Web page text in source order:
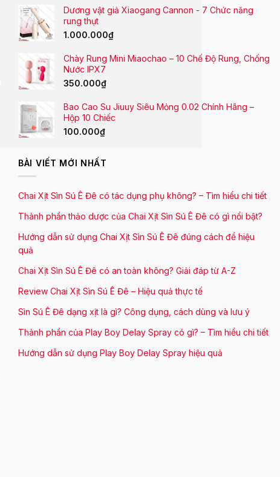
Dương vật giả Xiaogang Cannon - 7 Chức năng
rung thụt
1.000.000₫
Chày Rung Mini Miaochao – 10 Chế Độ Rung, Chống
Nước IPX7
350.000₫
Bao Cao Su Jiuuy Siêu Mỏng 0.02 Chính Hãng –
Hộp 10 Chiếc
100.000₫
BÀI VIẾT MỚI NHẤT
Chai Xịt Sìn Sú Ê Đê có tác dụng phụ không? – Tìm hiểu chi tiết
Thành phần thảo dược của Chai Xịt Sìn Sú Ê Đê có gì nổi bật?
Hướng dẫn sử dụng Chai Xịt Sìn Sú Ê Đê đúng cách để hiệu
quả
Chai Xịt Sìn Sú Ê Đê có an toàn không? Giải đáp từ A-Z
Review Chai Xịt Sìn Sú Ê Đê – Hiệu quả thực tế
Sìn Sú Ê Đê dạng xịt là gì? Công dụng, cách dùng và lưu ý
Thành phần của Play Boy Delay Spray có gì? – Tìm hiểu chi tiết
Hướng dẫn sử dụng Play Boy Delay Spray hiệu quả